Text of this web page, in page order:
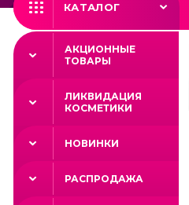
КАТАЛОГ
АКЦИОННЫЕ
ТОВАРЫ
ЛИКВИДАЦИЯ
КОСМЕТИКИ
НОВИНКИ
РАСПРОДАЖА